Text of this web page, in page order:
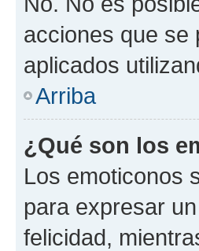
acciones que se
aplicados
Arriba
¿Qué son los
Los emoticonos
para expresar
felicidad,